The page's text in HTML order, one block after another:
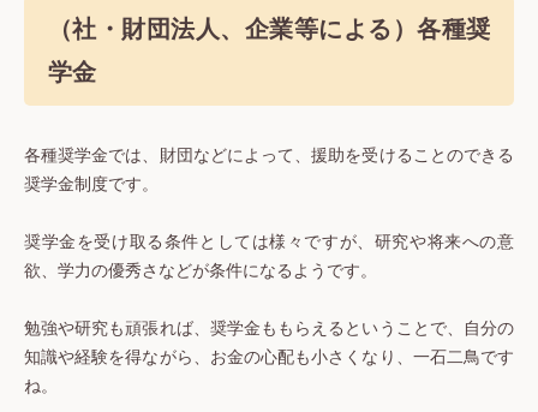
（社・財団法人、企業等による）各種奨
学金
各種奨学金では、財団などによって、援助を受けることのできる
奨学金制度です。
奨学金を受け取る条件としては様々ですが、研究や将来への意
欲、学力の優秀さなどが条件になるようです。
勉強や研究も頑張れば、奨学金ももらえるということで、自分の
知識や経験を得ながら、お金の心配も小さくなり、一石二鳥です
ね。